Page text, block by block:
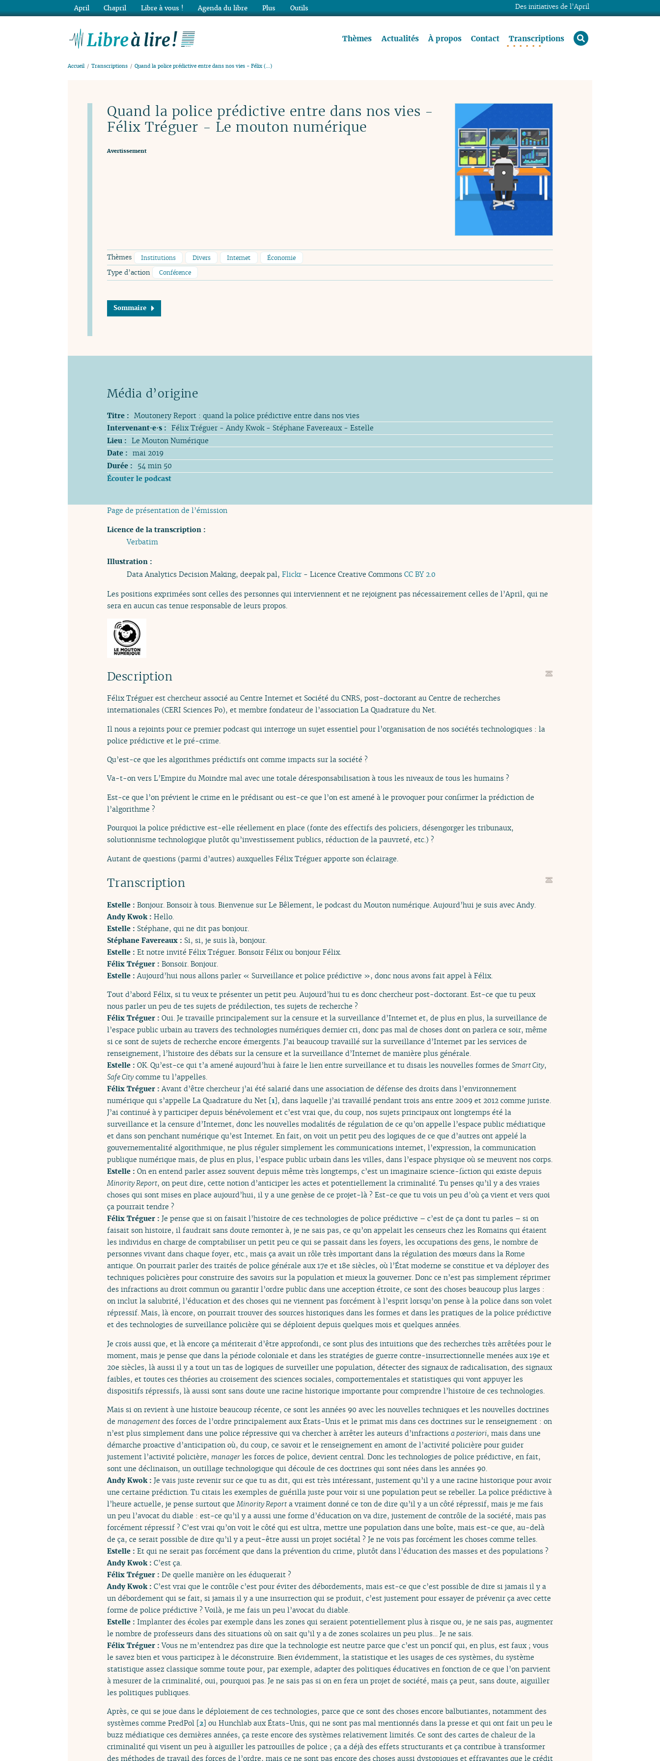
Thèmes Actualités À propos Contact Transcriptions rechercher
Accueil Transcriptions Quand la police prédictive entre dans nos vies - Félix (…)
Quand la police prédictive entre dans nos vies -
Félix Tréguer - Le mouton numérique
Avertissement
Thèmes Institutions Divers Internet Économie
Type d’action Conférence
Sommaire
Titre : Moutonery Report : quand la police prédictive entre dans nos vies
Intervenant·e·s : Félix Tréguer - Andy Kwok - Stéphane Favereaux - Estelle
Lieu : Le Mouton Numérique
Date : mai 2019
Durée :
54 min 50
Écouter le podcast
Page de présentation de l’émission
Licence de la transcription :
Verbatim
Illustration :
Data Analytics Decision Making, deepak pal, Flickr - Licence Creative Commons CC BY 2.0
Les positions exprimées sont celles des personnes qui interviennent et ne rejoignent pas nécessairement celles de l’April, qui ne
sera en aucun cas tenue responsable de leurs propos.
Description
Félix Tréguer est chercheur associé au Centre Internet et Société du CNRS, post-doctorant au Centre de recherches
internationales (CERI Sciences Po), et membre fondateur de l’association La Quadrature du Net.
Il nous a rejoints pour ce premier podcast qui interroge un sujet essentiel pour l’organisation de nos sociétés technologiques : la
police prédictive et le pré-crime.
Qu’est-ce que les algorithmes prédictifs ont comme impacts sur la société ?
Va-t-on vers L’Empire du Moindre mal avec une totale déresponsabilisation à tous les niveaux de tous les humains ?
Est-ce que l’on prévient le crime en le prédisant ou est-ce que l’on est amené à le provoquer pour confirmer la prédiction de
l’algorithme ?
Pourquoi la police prédictive est-elle réellement en place (fonte des effectifs des policiers, désengorger les tribunaux,
solutionnisme technologique plutôt qu’investissement publics, réduction de la pauvreté, etc.) ?
Autant de questions (parmi d’autres) auxquelles Félix Tréguer apporte son éclairage.
Transcription
Estelle : Bonjour. Bonsoir à tous. Bienvenue sur Le Bêlement, le podcast du Mouton numérique. Aujourd’hui je suis avec Andy.
Andy Kwok : Hello.
Estelle : Stéphane, qui ne dit pas bonjour.
Stéphane Favereaux : Si, si, je suis là, bonjour.
Estelle : Et notre invité Félix Tréguer. Bonsoir Félix ou bonjour Félix.
Félix Tréguer : Bonsoir. Bonjour.
Estelle : Aujourd’hui nous allons parler « Surveillance et police prédictive », donc nous avons fait appel à Félix.
Tout d’abord Félix, si tu veux te présenter un petit peu. Aujourd’hui tu es donc chercheur post-doctorant. Est-ce que tu peux
nous parler un peu de tes sujets de prédilection, tes sujets de recherche ?
Félix Tréguer : Oui. Je travaille principalement sur la censure et la surveillance d’Internet et, de plus en plus, la surveillance de
l’espace public urbain au travers des technologies numériques dernier cri, donc pas mal de choses dont on parlera ce soir, même
si ce sont de sujets de recherche encore émergents. J’ai beaucoup travaillé sur la surveillance d’Internet par les services de
renseignement, l’histoire des débats sur la censure et la surveillance d’Internet de manière plus générale.
Estelle : OK. Qu’est-ce qui t’a amené aujourd’hui à faire le lien entre surveillance et tu disais les nouvelles formes de Smart City,
Safe City comme tu l’appelles.
Félix Tréguer :Avant d’être chercheur j’ai été salarié dans une association de défense des droits dans l’environnement
numérique qui s’appelle La Quadrature du Net [1], dans laquelle j’ai travaillé pendant trois ans entre 2009 et 2012 comme juriste.
J’ai continué à y participer depuis bénévolement et c’est vrai que, du coup, nos sujets principaux ont longtemps été la
surveillance et la censure d’Internet, donc les nouvelles modalités de régulation de ce qu’on appelle l’espace public médiatique
et dans son penchant numérique qu’est Internet. En fait, on voit un petit peu des logiques de ce que d’autres ont appelé la
gouvernementalité algorithmique, ne plus réguler simplement les communications internet, l’expression, la communication
publique numérique mais, de plus en plus, l’espace public urbain dans les villes, dans l’espace physique où se meuvent nos corps.
Estelle : On en entend parler assez souvent depuis même très longtemps, c’est un imaginaire science-fiction qui existe depuis
Minority Report, on peut dire, cette notion d’anticiper les actes et potentiellement la criminalité. Tu penses qu’il y a des vraies
choses qui sont mises en place aujourd’hui, il y a une genèse de ce projet-là ? Est-ce que tu vois un peu d’où ça vient et vers quoi
ça pourrait tendre ?
Félix Tréguer : Je pense que si on faisait l’histoire de ces technologies de police prédictive – c’est de ça dont tu parles – si on
faisait son histoire, il faudrait sans doute remonter à, je ne sais pas, ce qu’on appelait les censeurs chez les Romains qui étaient
les individus en charge de comptabiliser un petit peu ce qui se passait dans les foyers, les occupations des gens, le nombre de
personnes vivant dans chaque foyer, etc., mais ça avait un rôle très important dans la régulation des mœurs dans la Rome
antique. On pourrait parler des traités de police générale aux 17e et 18e siècles, où l’État moderne se constitue et va déployer des
techniques policières pour construire des savoirs sur la population et mieux la gouverner. Donc ce n’est pas simplement réprimer
des infractions au droit commun ou garantir l’ordre public dans une acception étroite, ce sont des choses beaucoup plus larges :
on inclut la salubrité, l’éducation et des choses qui ne viennent pas forcément à l’esprit lorsqu’on pense à la police dans son volet
répressif. Mais, là encore, on pourrait trouver des sources historiques dans les formes et dans les pratiques de la police prédictive
et des technologies de surveillance policière qui se déploient depuis quelques mois et quelques années.
Je crois aussi que, et là encore ça mériterait d’être approfondi, ce sont plus des intuitions que des recherches très arrêtées pour le
moment, mais je pense que dans la période coloniale et dans les stratégies de guerre contre-insurrectionnelle menées aux 19e et
20e siècles, là aussi il y a tout un tas de logiques de surveiller une population, détecter des signaux de radicalisation, des signaux
faibles, et toutes ces théories au croisement des sciences sociales, comportementales et statistiques qui vont appuyer les
dispositifs répressifs, là aussi sont sans doute une racine historique importante pour comprendre l’histoire de ces technologies.
Mais si on revient à une histoire beaucoup récente, ce sont les années 90 avec les nouvelles techniques et les nouvelles doctrines
de management des forces de l’ordre principalement aux États-Unis et le primat mis dans ces doctrines sur le renseignement : on
n’est plus simplement dans une police répressive qui va chercher à arrêter les auteurs d’infractions a posteriori, mais dans une
démarche proactive d’anticipation où, du coup, ce savoir et le renseignement en amont de l’activité policière pour guider
justement l’activité policière, manager les forces de police, devient central. Donc les technologies de police prédictive, en fait,
sont une déclinaison, un outillage technologique qui découle de ces doctrines qui sont nées dans les années 90.
Andy Kwok : Je vais juste revenir sur ce que tu as dit, qui est très intéressant, justement qu’il y a une racine historique pour avoir
une certaine prédiction. Tu citais les exemples de guérilla juste pour voir si une population peut se rebeller. La police prédictive à
l’heure actuelle, je pense surtout queMinority Report a vraiment donné ce ton de dire qu’il y a un côté répressif, mais je me fais
un peu l’avocat du diable : est-ce qu’il y a aussi une forme d’éducation on va dire, justement de contrôle de la société, mais pas
forcément répressif ? C’est vrai qu’on voit le côté qui est ultra, mettre une population dans une boîte, mais est-ce que, au-delà
de ça, ce serait possible de dire qu’il y a peut-être aussi un projet sociétal ? Je ne vois pas forcément les choses comme telles.
Estelle : Et qui ne serait pas forcément que dans la prévention du crime, plutôt dans l’éducation des masses et des populations ?
Andy Kwok : C’est ça.
Félix Tréguer : De quelle manière on les éduquerait ?
Andy Kwok : C’est vrai que le contrôle c’est pour éviter des débordements, mais est-ce que c’est possible de dire si jamais il y a
un débordement qui se fait, si jamais il y a une insurrection qui se produit, c’est justement pour essayer de prévenir ça avec cette
forme de police prédictive ? Voilà, je me fais un peu l’avocat du diable.
Estelle : Implanter des écoles par exemple dans les zones qui seraient potentiellement plus à risque ou, je ne sais pas, augmenter
le nombre de professeurs dans des situations où on sait qu’il y a de zones scolaires un peu plus… Je ne sais.
Félix Tréguer :Vous ne m’entendrez pas dire que la technologie est neutre parce que c’est un poncif qui, en plus, est faux ; vous
le savez bien et vous participez à le déconstruire. Bien évidemment, la statistique et les usages de ces systèmes, du système
statistique assez classique somme toute pour, par exemple, adapter des politiques éducatives en fonction de ce que l’on parvient
à mesurer de la criminalité, oui, pourquoi pas. Je ne sais pas si on en fera un projet de société, mais ça peut, sans doute, aiguiller
les politiques publiques.
Après, ce qui se joue dans le déploiement de ces technologies, parce que ce sont des choses encore balbutiantes, notamment des
systèmes comme PredPol [2] ou Hunchlab aux États-Unis, qui ne sont pas mal mentionnés dans la presse et qui ont fait un peu le
buzz médiatique ces dernières années, ça reste encore des systèmes relativement limités. Ce sont des cartes de chaleur de la
criminalité qui visent un peu à aiguiller les patrouilles de police ; ça a déjà des effets structurants et ça contribue à transformer
des méthodes de travail des forces de l’ordre, mais ce ne sont pas encore des choses aussi dystopiques et effrayantes que le crédit
Des initiatives de l’April
April Chapril Libre à vous ! Agenda du libre Plus Outils